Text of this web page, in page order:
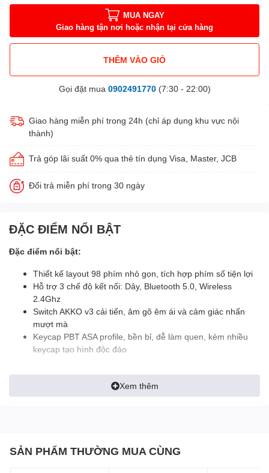
MUA NGAY
Giao hàng tận nơi hoặc nhận tại cửa hàng
THÊM VÀO GIỎ
Gọi đặt mua 0902491770(7:30 - 22:00)
Giao hàng miễn phí trong 24h (chỉ áp dụng khu vực nội
thành)
Trả góp lãi suất 0% qua thẻ tín dụng Visa, Master, JCB
Đổi trả miễn phí trong 30 ngày
ĐẶC ĐIỂM NỔI BẬT
Đặc điểm nổi bật:
Thiết kế layout 98 phím nhỏ gọn, tích hợp phím số tiện lợi
Hỗ trợ 3 chế độ kết nối: Dây, Bluetooth 5.0, Wireless
2.4Ghz
Switch AKKO v3 cải tiến, âm gõ êm ái và cảm giác nhấn
mượt mà
Keycap PBT ASA profile, bền bỉ, dễ làm quen, kèm nhiều
keycap tạo hình độc đáo
Akko 3098B Multi-Modes
Blue on White – Sự kết
kế nhỏ gọn và hiệu năng
Xem thêm
SẢN PHẨM THƯỜNG MUA CÙNG